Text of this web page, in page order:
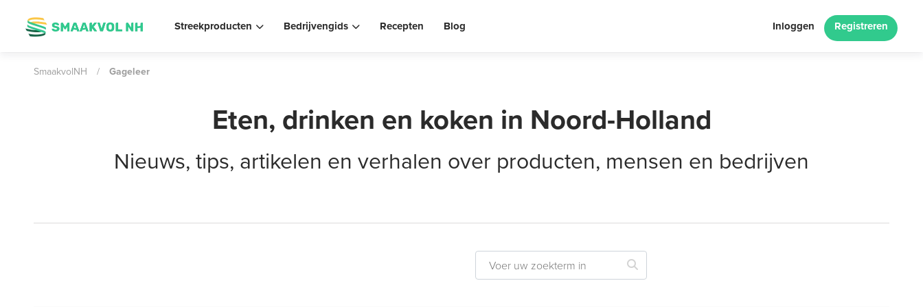
Streekproducten Bedrijvengids Recepten Blog Inloggen Registreren
SmaakvolNH / Gageleer
Eten, drinken en koken in Noord-Holland
Nieuws, tips, artikelen en verhalen over producten, mensen en bedrijven